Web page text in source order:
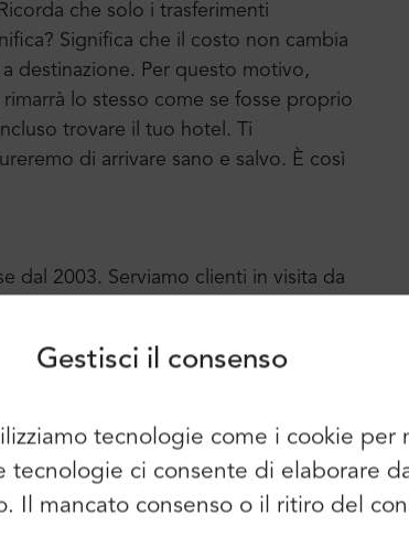
Gestisci il consenso
tecnologie come i cookie per
tecnologie ci consente di elaborare
Il mancato consenso o il ritiro del
che solo i trasferimenti
Significa che il costo non cambia
destinazione. Per questo motivo,
lo stesso come se fosse proprio
trovare il tuo hotel. Ti
di arrivare sano e salvo. È così
dal 2003. Serviamo clienti in visita da
un "Certificato di Eccellenza" ogni
Continuare a utilizzare i seguenti
È possibile utilizzare anche l'e-mail e
la password:
Nome: